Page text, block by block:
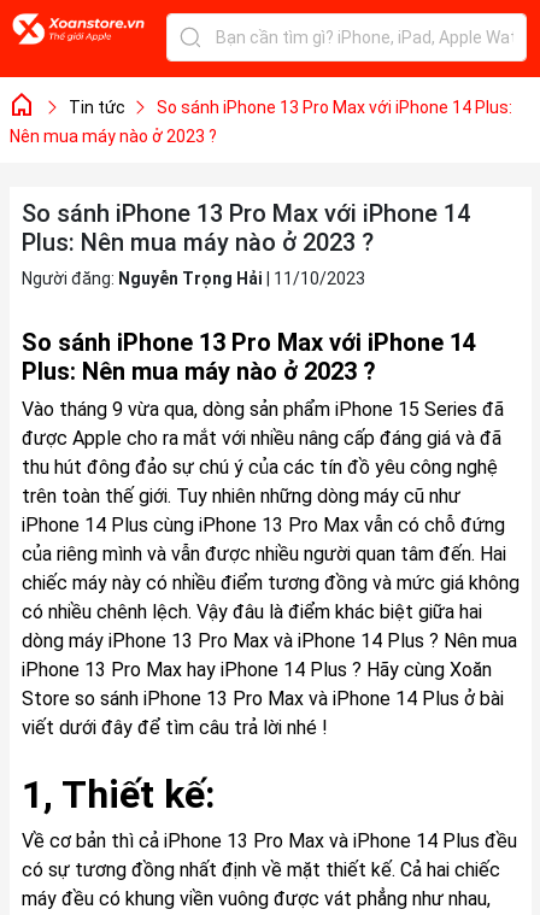
Tin tức
So sánh iPhone 13 Pro Max với iPhone 14 Plus:
Nên mua máy nào ở 2023 ?
So sánh iPhone 13 Pro Max với iPhone 14
Plus: Nên mua máy nào ở 2023 ?
Người đăng: Nguyễn Trọng Hải 11/10/2023
So sánh iPhone 13 Pro Max với iPhone 14
Plus: Nên mua máy nào ở 2023 ?
Vào tháng 9 vừa qua, dòng sản phẩm iPhone 15 Series đã
được Apple cho ra mắt với nhiều nâng cấp đáng giá và đã
thu hút đông đảo sự chú ý của các tín đồ yêu công nghệ
trên toàn thế giới. Tuy nhiên những dòng máy cũ như
iPhone 14 Plus cùng iPhone 13 Pro Max vẫn có chỗ đứng
của riêng mình và vẫn được nhiều người quan tâm đến. Hai
chiếc máy này có nhiều điểm tương đồng và mức giá không
có nhiều chênh lệch. Vậy đâu là điểm khác biệt giữa hai
dòng máy iPhone 13 Pro Max và iPhone 14 Plus ? Nên mua
iPhone 13 Pro Max hay iPhone 14 Plus ? Hãy cùng Xoăn
Store so sánh iPhone 13 Pro Max và iPhone 14 Plus ở bài
viết dưới đây để tìm câu trả lời nhé !
1, Thiết kế:
Về cơ bản thì cả iPhone 13 Pro Max và iPhone 14 Plus đều
có sự tương đồng nhất định về mặt thiết kế. Cả hai chiếc
máy đều có khung viền vuông được vát phẳng như nhau,